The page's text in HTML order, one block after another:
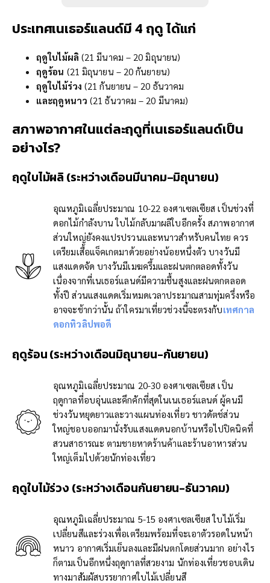
ประเทศเนเธอร์แลนด์มี4 ฤดู ได้แก่
ฤดูใบไม้ผลิ (21 มีนาคม – 20 มิถุนายน)
ฤดูร้อน (21 มิถุนายน – 20 กันยายน)
ฤดูใบไม้ร่วง (21 กันยายน – 20 ธันวาคม
และฤดูหนาว (21 ธันวาคม – 20 มีนาคม)
สภาพอากาศในแต่ละฤดูที่เนเธอร์แลนด์เป็น
อย่างไร?
ฤดูใบไม้ผลิ (ระหว่างเดือนมีนาคม–มิถุนายน)
อุณหภูมิเฉลี่ยประมาณ 10-22 องศาเซลเซียส เป็นช่วงที่
ดอกไม้กำลังบาน ใบไม้กลับมาผลิใบอีกครั้ง สภาพอากาศ
ส่วนใหญ่ยังคงแปรปรวนและหนาวสำหรับคนไทย ควร
เตรียมเสื้อแจ็คเกตมาด้วยอย่างน้อยหนึ่งตัว บางวันมี
แสงแดดจัด บางวันมีเมฆครึ้มและฝนตกตลอดทั้งวัน
เนื่องจากที่เนเธอร์แลนด์มีความชื้นสูงและฝนตกตลอด
ทั้งปี ส่วนแสงแดดเริ่มหมดเวลาประมาณสามทุ่มครึ่งหรือ
อาจจะช้ากว่านั้น ถ้าใครมาเที่ยวช่วงนี้จะตรงกับเทศกาล
ดอกทิวลิปพอดี
ฤดูร้อน(ระหว่างเดือนมิถุนายน-กันยายน)
อุณหภูมิเฉลี่ยประมาณ 20-30 องศาเซลเซียส เป็น
ฤดูกาลที่อบอุ่นและคึกคักที่สุดในเนเธอร์แลนด์ ผู้คนมี
ช่วงวันหยุดยาวและวางแผนท่องเที่ยว ชาวดัตช์ส่วน
ใหญ่ชอบออกมานั่งรับแสงแดดนอกบ้านหรือไปปิคนิคที่
สวนสาธารณะ ตามชายหาดร้านค้าและร้านอาหารส่วน
ใหญ่เต็มไปด้วยนักท่องเที่ยว
ฤดูใบไม้ร่วง (ระหว่างเดือนกันยายน-ธันวาคม)
อุณหภูมิเฉลี่ยประมาณ 5-15 องศาเซลเซียส ใบไม้เริ่ม
เปลี่ยนสีและร่วงเพื่อเตรียมพร้อมที่จะเอาตัวรอดในหน้า
หนาว อากาศเริ่มเย็นลงและมีฝนตกโดยส่วนมาก อย่างไร
ก็ตามเป็นอีกหนึ่งฤดูกาลที่สวยงาม นักท่องเที่ยวชอบเดิน
ทางมาสัมผัสบรรยากาศใบไม้เปลี่ยนสี